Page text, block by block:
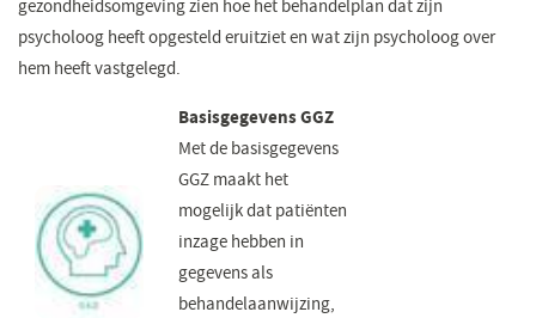
gezondheidsomgeving zien hoe het behandelplan dat zijn
psycholoog heeft opgesteld eruitziet en wat zijn psycholoog over
hem heeft vastgelegd.
Basisgegevens GGZ
Met de basisgegevens
GGZ maakt het
mogelijk dat patiënten
inzage hebben in
gegevens als
behandelaanwijzing,